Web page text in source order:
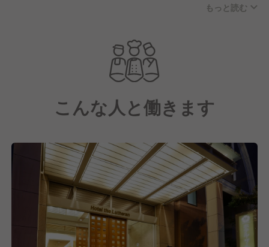
ドにワインカラー・淡いグリーン・小麦色を基調とし
20代・30代のスタッフが中心となって美味しい料理
と元気で活気のあるサービスで、最高のおもてなしを
ご提供しております。
私たちは、LGBTQをはじめとする多様な人材が互い
に認め合い
私たちは今後も多様性と包摂性を大切にする取り組み
を推進し社員一人ひとりが自信と誇りを持って働ける
未来をともに創り上げてまいります。
2025年、ホテル・ザ・ルーテルでは、大阪市LGBTリ
ーディングカンパニー認証で、
三つ星認証(★★★)を取得いたしました。
もっと読む
こんな人と働きます